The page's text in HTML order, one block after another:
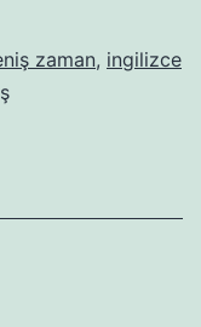
zaman, ingilizce